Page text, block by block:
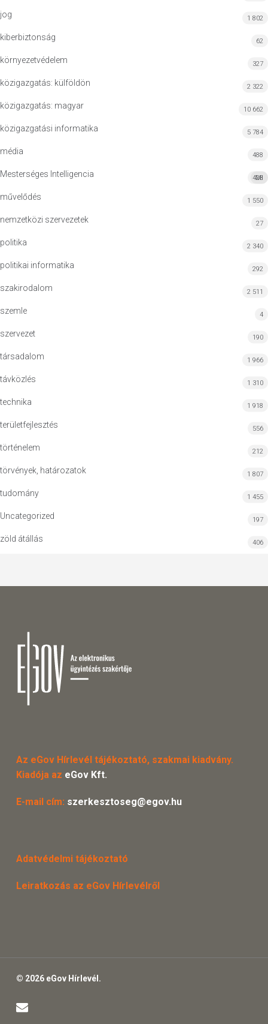
jog 1 802
kiberbiztonság 62
környezetvédelem 327
közigazgatás: külföldön 2 322
közigazgatás: magyar 10 662
közigazgatási informatika 5 784
média 488
Mesterséges Intelligencia MI
428
művelődés 1 550
nemzetközi szervezetek 27
politika 2 340
politikai informatika 292
szakirodalom 2 511
szemle 4
szervezet 190
társadalom 1 966
távközlés 1 310
technika 1 918
területfejlesztés 556
történelem 212
törvények, határozatok 1 807
tudomány 1 455
Uncategorized 197
zöld átállás 406
Az eGov Hírlevél tájékoztató, szakmai kiadvány.
Kiadója az eGov Kft.
E-mail cím: szerkesztoseg@egov.hu
Adatvédelmi tájékoztató
Leiratkozás az eGov Hírlevélről
© 2026 eGov Hírlevél.
email